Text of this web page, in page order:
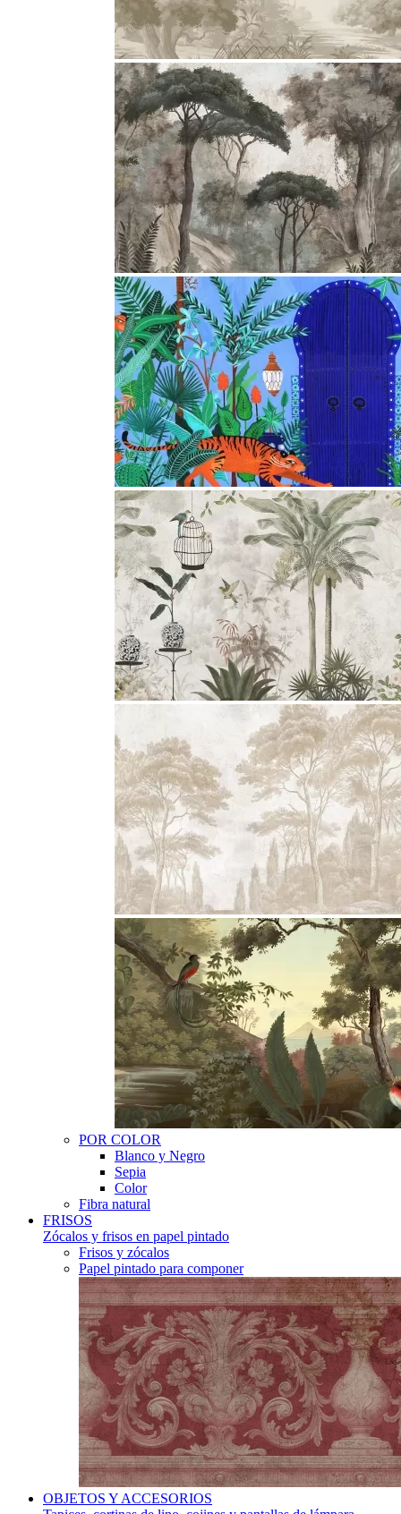
POR COLOR
Blanco y Negro
Sepia
Color
Fibra natural
FRISOS
Zócalos y frisos en papel pintado
Frisos y zócalos
Papel pintado para componer
OBJETOS Y ACCESORIOS